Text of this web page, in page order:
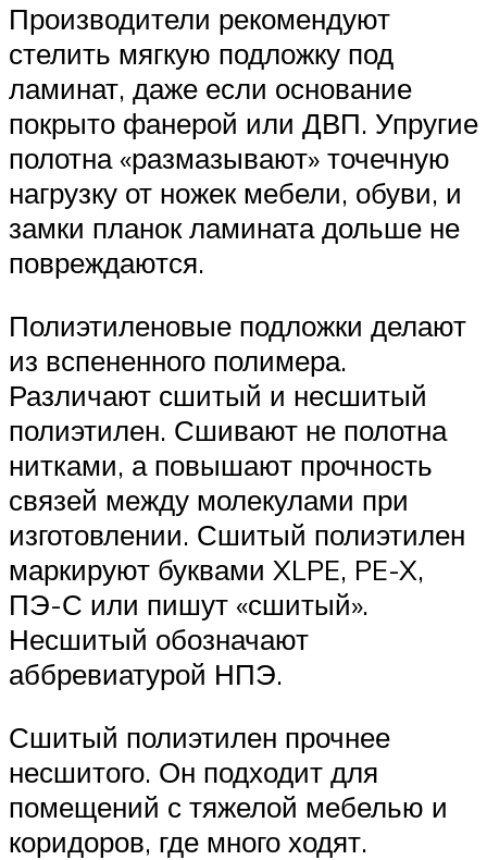
Производители рекомендуют
стелить мягкую подложку под
ламинат, даже если основание
покрыто фанерой или ДВП. Упругие
полотна «размазывают» точечную
нагрузку от ножек мебели, обуви, и
замки планок ламината дольше не
повреждаются.
Полиэтиленовые подложки делают
из вспененного полимера.
Различают сшитый и несшитый
полиэтилен. Сшивают не полотна
нитками, а повышают прочность
связей между молекулами при
изготовлении. Сшитый полиэтилен
маркируют буквами XLPE, PE-X,
ПЭ-С или пишут «сшитый».
Несшитый обозначают
аббревиатурой НПЭ.
Сшитый полиэтилен прочнее
несшитого. Он подходит для
помещений с тяжелой мебелью и
коридоров, где много ходят.